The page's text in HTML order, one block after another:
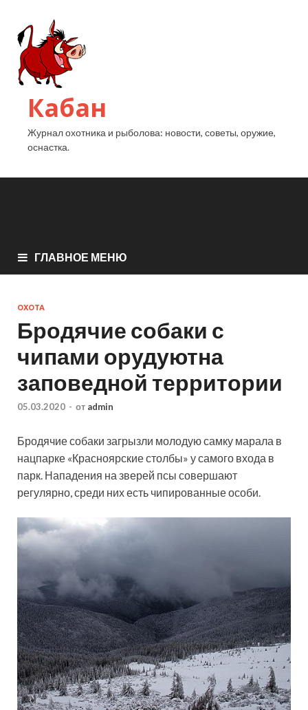
Кабан
Журнал охотника и рыболова: новости, советы, оружие,
оснастка.
ГЛАВНОЕ МЕНЮ
ОХОТА
Бродячие собаки с
чипами орудуютна
заповедной территории
05.03.2020 - от admin
Бродячие собаки загрызли молодую самку марала в
нацпарке «Красноярские столбы» у самого входа в
парк. Нападения на зверей псы совершают
регулярно, среди них есть чипированные особи.